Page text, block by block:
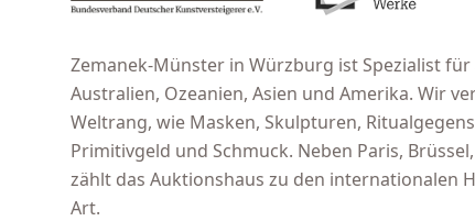
Zemanek-Münster in Würzburg ist Spezialist
Australien, Ozeanien, Asien und Amerika. Wir
Weltrang, wie Masken, Skulpturen,
Primitivgeld und Schmuck. Neben Paris,
zählt das Auktionshaus zu den internationalen
Art.